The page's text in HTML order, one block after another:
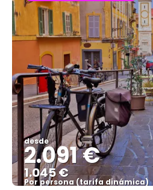
desde
2.091 €
1.045 €
Por persona (tarifa dinámica)